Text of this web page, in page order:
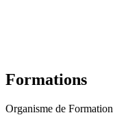
Formations
Organisme de Formation